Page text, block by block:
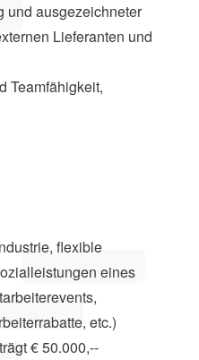
und ausgezeichneter
Lieferanten und
Teamfähigkeit,
flexible
eines
etc.)
€ 50.000,--